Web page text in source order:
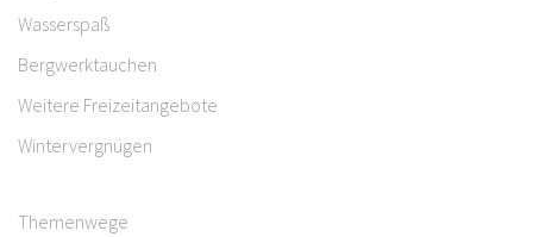
Wasserspaß
Bergwerktauchen
Weitere Freizeitangebote
Wintervergnügen
Themenwege